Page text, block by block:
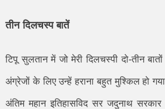
तीन दिलचस्प बातें
टिपू सुलतान में जो मेरी दिलचस्पी दो-तीन
अंग्रेजों के लिए उन्हें हराना बहुत मुश्किल हो
अंतिम महान इतिहासविद सर जदुनाथ